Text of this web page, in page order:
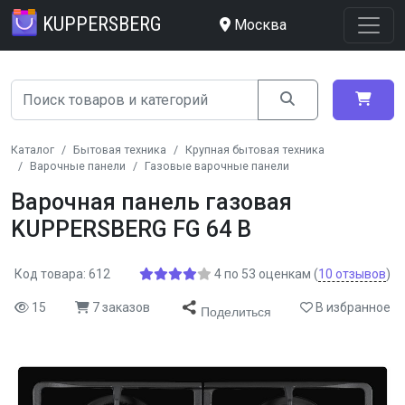
KUPPERSBERG Москва
Каталог Бытовая техника
Крупная бытовая техника
Варочные панели
Газовые варочные панели
Варочная панель газовая
KUPPERSBERG FG 64 B
Код товара: 612 4по 53 оценкам (10 отзывов)
15 7 заказов Поделиться В избранное